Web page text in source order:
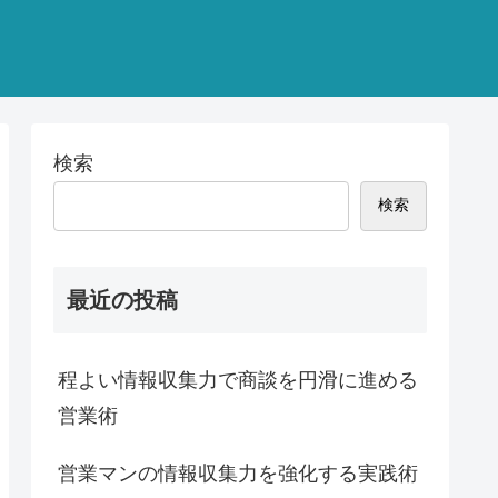
検索
検索
最近の投稿
程よい情報収集力で商談を円滑に進める
営業術
営業マンの情報収集力を強化する実践術